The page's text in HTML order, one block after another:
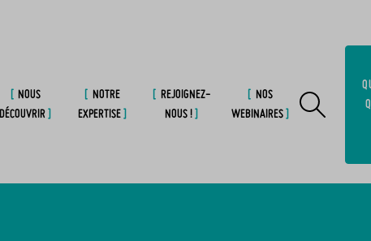
NOUS
DÉCOUVRIR
NOTRE
EXPERTISE
REJOIGNEZ-
NOUS !
NOS
WEBINAIRES